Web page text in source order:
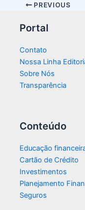
PREVIOUS
Portal
Contato
Nossa Linha
Sobre Nós
Transparência​
Conteúdo
Educação
Cartão de Crédito
Investimentos
Planejamento
Seguros